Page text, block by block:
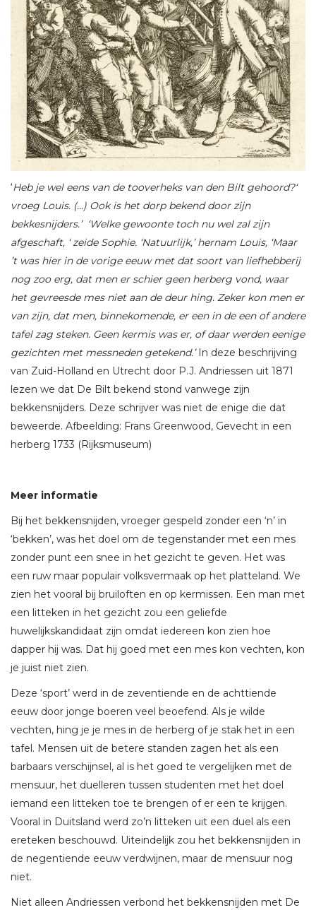
‘Heb je wel eens van de tooverheks van den Bilt gehoord?‘
vroeg Louis. (…) Ook is het dorp bekend door zijn
bekkesnijders.’ ‘Welke gewoonte toch nu wel zal zijn
afgeschaft, ‘ zeide Sophie. ‘Natuurlijk,’ hernam Louis, ‘Maar
’t was hier in de vorige eeuw met dat soort van liefhebberij
nog zoo erg, dat men er schier geen herberg vond, waar
het gevreesde mes niet aan de deur hing. Zeker kon men er
van zijn, dat men, binnekomende, er een in de een of andere
tafel zag steken. Geen kermis was er, of daar werden eenige
gezichten met messneden getekend.’ In deze beschrijving
van Zuid-Holland en Utrecht door P.J. Andriessen uit 1871
lezen we dat De Bilt bekend stond vanwege zijn
bekkensnijders. Deze schrijver was niet de enige die dat
beweerde. Afbeelding: Frans Greenwood, Gevecht in een
herberg 1733 (Rijksmuseum)
Meer informatie
Bij het bekkensnijden, vroeger gespeld zonder een ‘n’ in
‘bekken’, was het doel om de tegenstander met een mes
zonder punt een snee in het gezicht te geven. Het was
een ruw maar populair volksvermaak op het platteland. We
zien het vooral bij bruiloften en op kermissen. Een man met
een litteken in het gezicht zou een geliefde
huwelijkskandidaat zijn omdat iedereen kon zien hoe
dapper hij was. Dat hij goed met een mes kon vechten, kon
je juist niet zien.
Deze ‘sport’ werd in de zeventiende en de achttiende
eeuw door jonge boeren veel beoefend. Als je wilde
vechten, hing je je mes in de herberg of je stak het in een
tafel. Mensen uit de betere standen zagen het als een
barbaars verschijnsel, al is het goed te vergelijken met de
mensuur, het duelleren tussen studenten met het doel
iemand een litteken toe te brengen of er een te krijgen.
Vooral in Duitsland werd zo’n litteken uit een duel als een
ereteken beschouwd. Uiteindelijk zou het bekkensnijden in
de negentiende eeuw verdwijnen, maar de mensuur nog
niet.
Niet alleen Andriessen verbond het bekkensnijden met De